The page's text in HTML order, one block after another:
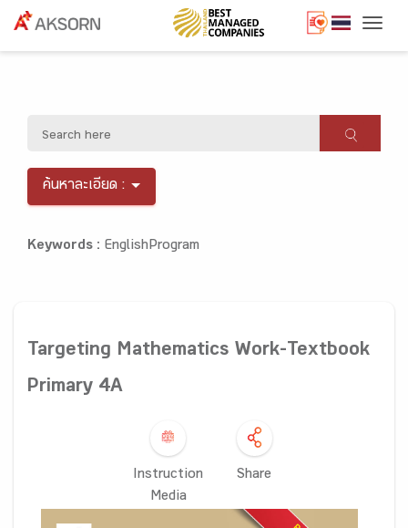
ค้นหาละเอียด :
Keywords : EnglishProgram
Targeting Mathematics Work-Textbook
Primary 4A
Instruction
Media
Share